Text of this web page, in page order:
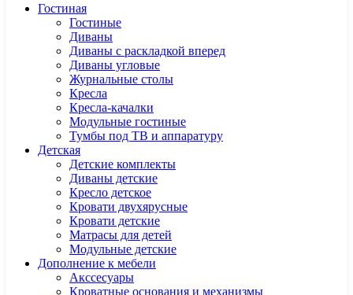
Гостиная
Гостиные
Диваны
Диваны с раскладкой вперед
Диваны угловые
Журнальные столы
Кресла
Кресла-качалки
Модульные гостиные
Тумбы под ТВ и аппаратуру
Детская
Детские комплекты
Диваны детские
Кресло детское
Кровати двухярусные
Кровати детские
Матрасы для детей
Модульные детские
Дополнение к мебели
Акссесуары
Кроватные основания и механизмы